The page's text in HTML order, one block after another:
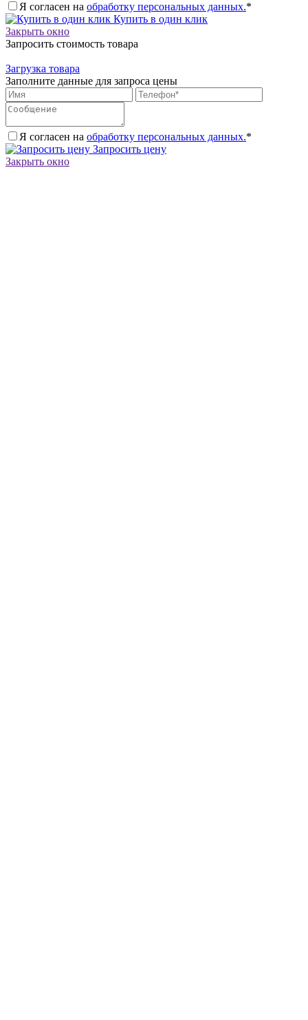
Я согласен на обработку персональных данных.*
Купить в один клик
Закрыть окно
Запросить стоимость товара
Загрузка товара
Заполните данные для запроса цены
Я согласен на обработку персональных данных.*
Запросить цену
Закрыть окно